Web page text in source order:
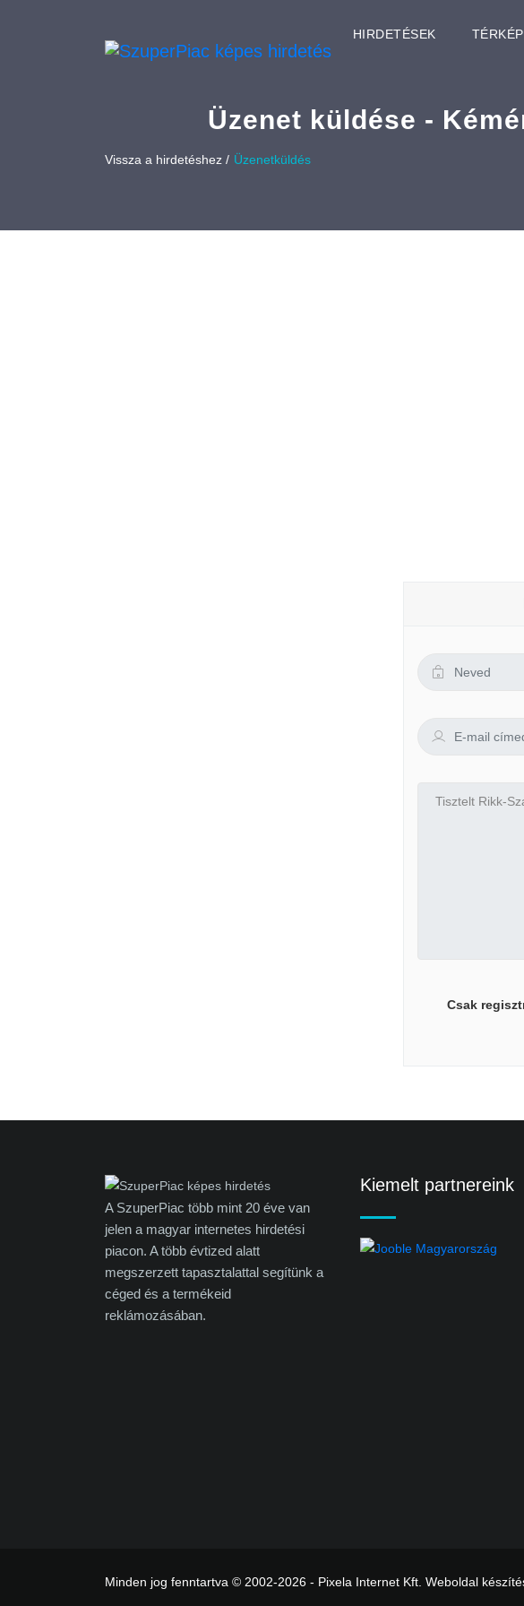
HIRDETÉSEK TÉRKÉP
Üzenet küldése -
Vissza a hirdetéshez / Üzenetküldés
Csak
A SzuperPiac több mint 20 éve van
jelen a magyar internetes hirdetési
piacon. A több évtized alatt
megszerzett tapasztalattal segítünk a
céged és a termékeid
reklámozásában.
Kiemelt partnereink
Minden jog fenntartva © 2002-2026 - Pixela Internet Kft. Weboldal